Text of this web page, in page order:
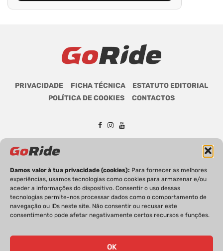
Damos valor à tua privacidade (cookies): Para fornecer as melhores
experiências, usamos tecnologias como cookies para armazenar e/ou
aceder a informações do dispositivo. Consentir o uso dessas
tecnologias permite-nos processar dados como o comportamento de
navegação ou IDs neste site. Não consentir ou recusar este
consentimento pode afetar negativamente certos recursos e funções.
OK
PRIVACIDADE FICHA TÉCNICA
ESTATUTO EDITORIAL
POLÍTICA DE COOKIES
CONTACTOS
GoRide 2026 | Todos os direitos reservados.